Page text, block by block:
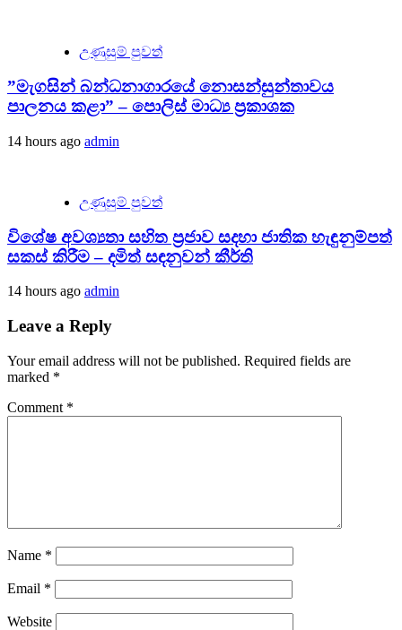
උණුසුම් පුවත්
”මැගසින් බන්ධනාගාරයේ නොසන්සුන්තාවය
පාලනය කළා” – පොලිස් මාධ්‍ය ප්‍රකාශක
14 hours ago admin
උණුසුම් පුවත්
විශේෂ අවශ්‍යතා සහිත ප්‍රජාව සදහා ජාතික හැඳුනුම්පත්
සකස් කිරීම – දමිත් සඳනුවන් කීර්ති
14 hours ago admin
Leave a Reply
Your email address will not be published. Required fields are
marked *
Comment *
Name *
Email *
Website